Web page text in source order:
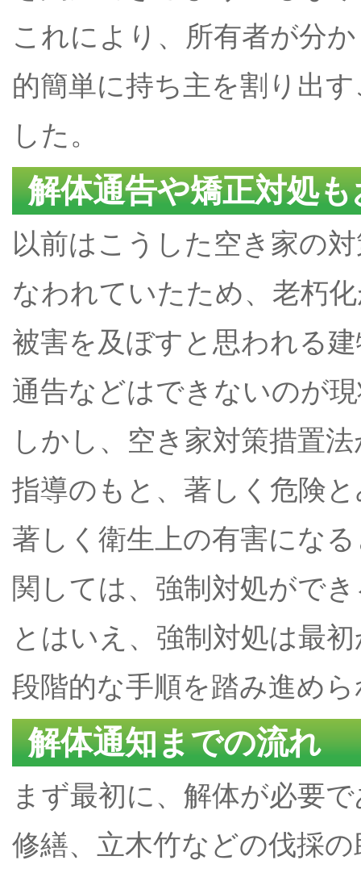
これにより、所有者が分
的簡単に持ち主を割り出
した。
解体通告や矯正対処
以前はこうした空き家の
なわれていたため、老朽
被害を及ぼすと思われる
通告などはできないのが
しかし、空き家対策措置
指導のもと、著しく危険
著しく衛生上の有害にな
関しては、強制対処がで
とはいえ、強制対処は最
段階的な手順を踏み進め
解体通知までの流れ
まず最初に、解体が必要
修繕、立木竹などの伐採